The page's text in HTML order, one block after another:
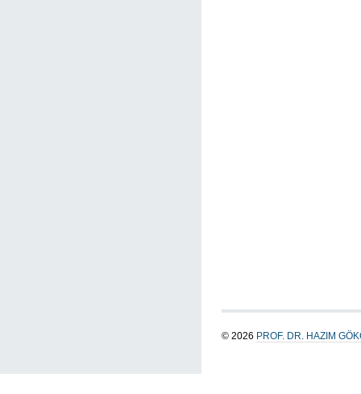
© 2026 PROF. DR. HAZIM